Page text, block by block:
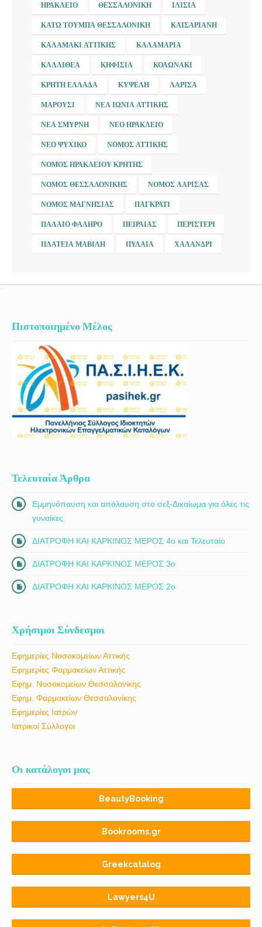
ΗΡΆΚΛΕΙΟ ΘΕΣΣΑΛΟΝΊΚΗ ΙΛΊΣΙΑ
ΚΆΤΩ ΤΟΎΜΠΑ ΘΕΣΣΑΛΟΝΊΚΗ ΚΑΙΣΑΡΙΑΝΉ
ΚΑΛΑΜΆΚΙ ΑΤΤΙΚΉΣ ΚΑΛΑΜΑΡΙΆ
ΚΑΛΛΙΘΈΑ ΚΗΦΙΣΙΆ ΚΟΛΩΝΆΚΙ
ΚΡΉΤΗ ΕΛΛΆΔΑ ΚΥΨΈΛΗ ΛΆΡΙΣΑ
ΜΑΡΟΎΣΙ ΝΈΑ ΙΩΝΊΑ ΑΤΤΙΚΉΣ
ΝΈΑ ΣΜΎΡΝΗ ΝΈΟ ΗΡΆΚΛΕΙΟ
ΝΈΟ ΨΥΧΙΚΌ ΝΟΜΌΣ ΑΤΤΙΚΉΣ
ΝΟΜΌΣ ΗΡΑΚΛΕΊΟΥ ΚΡΉΤΗΣ
ΝΟΜΌΣ ΘΕΣΣΑΛΟΝΊΚΗΣ ΝΟΜΌΣ ΛΆΡΙΣΑΣ
ΝΟΜΌΣ ΜΑΓΝΗΣΊΑΣ ΠΑΓΚΡΆΤΙ
ΠΑΛΑΙΌ ΦΆΛΗΡΟ ΠΕΙΡΑΙΆΣ ΠΕΡΙΣΤΈΡΙ
ΠΛΑΤΕΊΑ ΜΑΒΊΛΗ ΠΥΛΑΊΑ ΧΑΛΆΝΔΡΙ
Πιστοποιημένο Μέλος
Τελευταία Άρθρα
Εμμηνόπαυση και απόλαυση στο σεξ-Δικαίωμα για όλες τις
γυναίκες
ΔΙΑΤΡΟΦΗ ΚΑΙ ΚΑΡΚΙΝΟΣ ΜΕΡΟΣ 4ο και Τελευταίο
ΔΙΑΤΡΟΦΗ ΚΑΙ ΚΑΡΚΙΝΟΣ ΜΕΡΟΣ 3ο
ΔΙΑΤΡΟΦΗ ΚΑΙ ΚΑΡΚΙΝΟΣ ΜΕΡΟΣ 2ο
Χρήσιμοι Σύνδεσμοι
Εφημερίες Νοσοκομείων Αττικής
Εφημερίες Φαρμακείων Αττικής
Εφημ. Νοσοκομείων Θεσσαλονίκης
Εφημ. Φαρμακείων Θεσσαλονίκης
Εφημερίες Ιατρών
Ιατρικοί Σύλλογοι
Οι κατάλογοι μας
BeautyBooking
Bookrooms.gr
Greekcatalog
Lawyers4U